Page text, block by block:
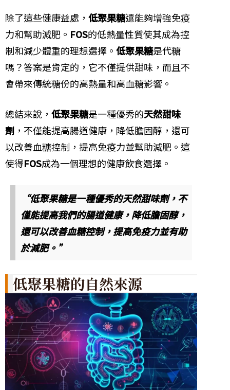
除了這些健康益處， 低聚果糖還能夠增強免疫
力和幫助減肥。 FOS的低熱量性質使其成為控
制和減少體重的理想選擇。 低聚果糖是代糖
嗎？答案是肯定的，它不僅提供甜味，而且不
會帶來傳統糖份的高熱量和高血糖影響。
總結來說， 低聚果糖是一種優秀的天然甜味
劑 ，不僅能提高腸道健康，降低膽固醇，還可
以改善血糖控制，提高免疫力並幫助減肥。這
使得FOS成為一個理想的健康飲食選擇。
“低聚果糖是一種優秀的天然甜味劑，不
僅能提高我們的腸道健康，降低膽固醇，
還可以改善血糖控制，提高免疫力並有助
於減肥。”
低聚果糖的自然來源